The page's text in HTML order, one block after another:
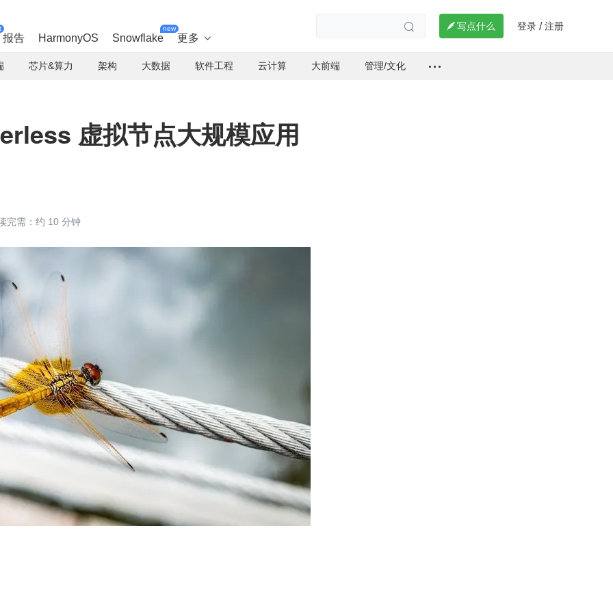
报告 HarmonyOS Snowflake
new
更多 
  写点什么 登录 / 注册
芯片&算力 架构 大数据 软件工程 云计算 大前端 管理/文化
虚拟节点大规模应用
完需：约 10 分钟